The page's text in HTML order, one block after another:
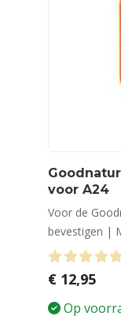
voor A24
Voor de
bevestigen |
0 out of
€ 12,95
Op